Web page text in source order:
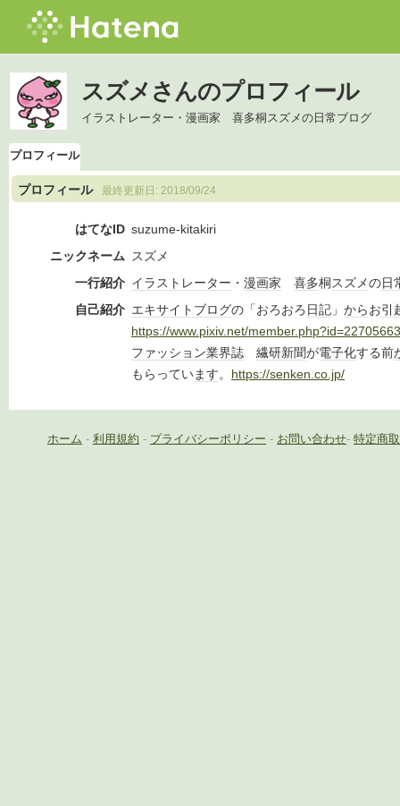
スズメさんのプロフィール
イラストレーター・漫画家 喜多桐スズメの日常ブログ
プロフィール
プロフィール 最終更新日: 2018/09/24
はてなID suzume-kitakiri
ニックネーム スズメ
一行紹介 イラストレーター ・ 漫画家 喜多桐スズメの日
自己紹介 エキサイトブログの「おろおろ 日記 」 からお引
https://www.pixiv.net/member.php?id=22705663
ファッション業界誌 繊研新聞が電子化する前
もらっています。 https://senken.co.jp/
ホーム - 利用規約 - プライバシーポリシー - お問い合わせ- 特定商